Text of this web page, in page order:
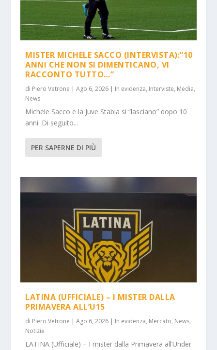
MISTER MICHELE SACCO (INTERVISTA):”10
ANNI CHE NON SI DIMENTICANO, VI
RACCONTO TUTTO…”
di Piero Vetrone |Ago 6, 2026 | In evidenza, Interviste, Media,
News
Michele Sacco e la Juve Stabia si “lasciano” dopo 10
anni. Di seguito...
PER SAPERNE DI PIÙ
LATINA (UFFICIALE) – I MISTER DALLA
PRIMAVERA ALL’U15
di Piero Vetrone |Ago 6, 2026 | In evidenza, Mercato, News,
Notizie
LATINA (Ufficiale) – I mister dalla Primavera all’Under